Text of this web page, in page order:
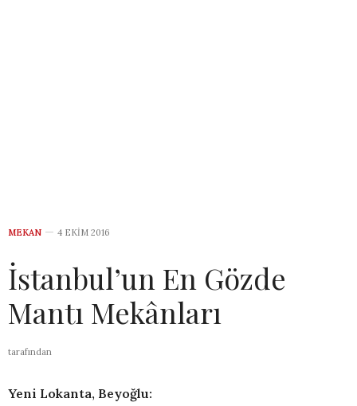
MEKAN 4 EKIM 2016
İstanbul’un En Gözde
Mantı Mekânları
tarafından
Yeni Lokanta, Beyoğlu: